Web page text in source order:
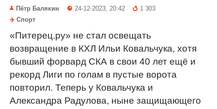
Пётр Балякин 24-12-2023, 20:42
1 303
Спорт
«Питерец.ру» не стал освещать
возвращение в КХЛ Ильи Ковальчука, хотя
бывший форвард СКА в свои 40 лет ещё и
рекорд Лиги по голам в пустые ворота
повторил. Теперь у Ковальчука и
Александра Радулова, ныне защищающего